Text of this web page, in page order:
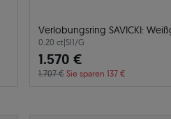
Verlobungsring SAVICKI:
0.20 ct|SI1/G
1.570 €
1.707 € Sie sparen 137 €